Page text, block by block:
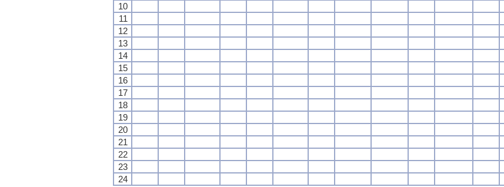
10
11
12
13
14
15
16
17
18
19
20
21
22
23
24